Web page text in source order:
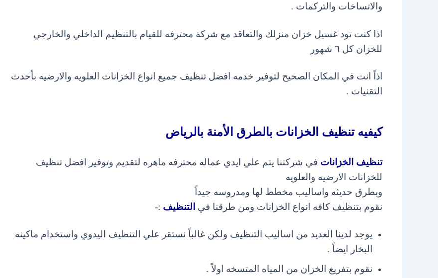
والاتساخات والتركمات .
اذا كنت تود غسيل خزان منزلك والتعاقد مع شركة محترفه للقيام بالتنظيم الداخلي والخارجي
للخزان كل ٦ شهور
اذاً انت في المكان الصحيح لتوفير خدمه افضل تنظيف جميع انواع الخزانات العلويه والارضيه بأحدث
التقنيات .
كيفيه تنظيف الخزانات بالطرق الأمنة بالرياض
تنظيف الخزانات في شركتنا يتم علي ايدي عماله محترفه ماهره لتقديم وتوفير افضل تنظيف
للخزانات الارضيه و العلويه
وبطرق حديثه واساليب مخطط لها ومدروسه جيداً
نقوم بتنظيف كافه انواع الخزانات ومن طرقنا في التنظيف :-
يوجد لدينا العديد من اساليب التنظيف ولكن غالباً نستقر علي التنظيف اليدوي واستخدام ماكينه
البخار ايضاً .
نقوم بتفريغ الخزان من المياه المتسخه اولاً .